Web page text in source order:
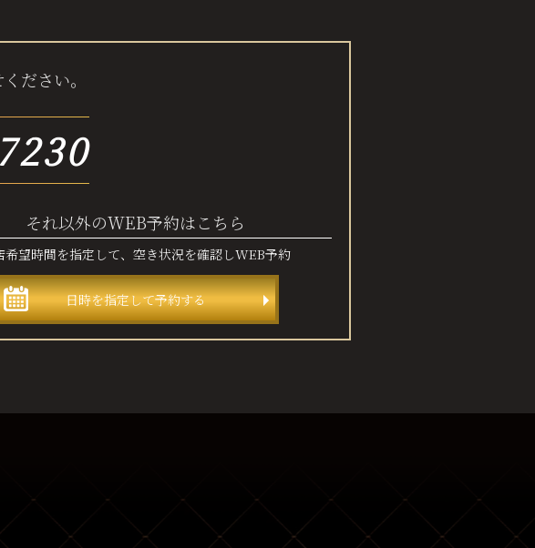
ださい。
それ以外のWEB予約はこちら
希望時間を指定して、空き状況を確認しWEB予約
日時を指定して予約する